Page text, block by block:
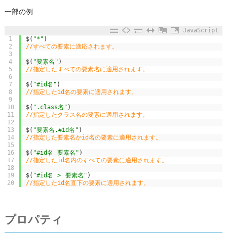
一部の例
JavaScript
1
2
3
4
5
6
7
8
9
10
11
12
13
14
15
16
17
18
19
20
$( "*" )
//すべての要素に適応されます。
$( "要素名" )
//指定したすべての要素名に適用されます。
$( "#id名" )
//指定したid名の要素に適用されます。
$( ".class名" )
//指定したクラス名の要素に適用されます。
$( "要素名,#id名" )
//指定した要素名かid名の要素に適用されます。
$( "#id名 要素名" )
//指定したid名内のすべての要素に適用されます。
$( "#id名 > 要素名" )
//指定したid名直下の要素に適用されます。
プロパティ